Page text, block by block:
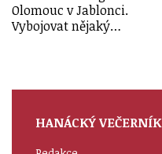
Olomouc v Jablonci.
Vybojovat nějaký…
HANÁCKÝ VEČERNÍK